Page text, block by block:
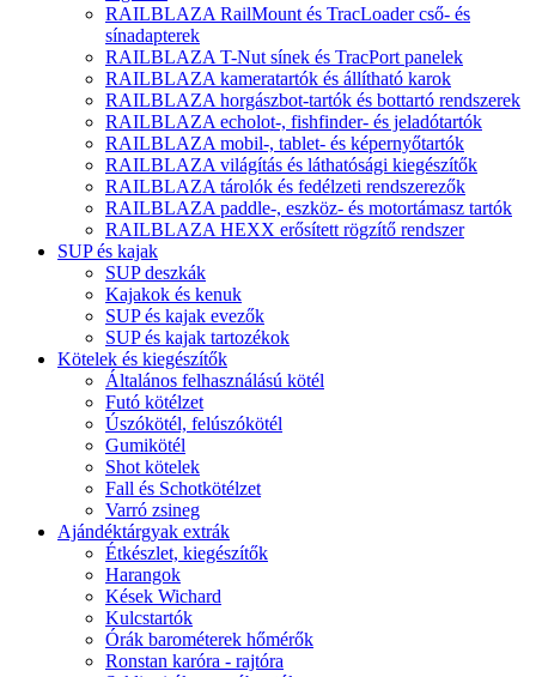
RAILBLAZA RailMount és TracLoader cső- és
sínadapterek
RAILBLAZA T-Nut sínek és TracPort panelek
RAILBLAZA kameratartók és állítható karok
RAILBLAZA horgászbot-tartók és bottartó rendszerek
RAILBLAZA echolot-, fishfinder- és jeladótartók
RAILBLAZA mobil-, tablet- és képernyőtartók
RAILBLAZA világítás és láthatósági kiegészítők
RAILBLAZA tárolók és fedélzeti rendszerezők
RAILBLAZA paddle-, eszköz- és motortámasz tartók
RAILBLAZA HEXX erősített rögzítő rendszer
SUP és kajak
SUP deszkák
Kajakok és kenuk
SUP és kajak evezők
SUP és kajak tartozékok
Kötelek és kiegészítők
Általános felhasználású kötél
Futó kötélzet
Úszókötél, felúszókötél
Gumikötél
Shot kötelek
Fall és Schotkötélzet
Varró zsineg
Ajándéktárgyak extrák
Étkészlet, kiegészítők
Harangok
Kések Wichard
Kulcstartók
Órák barométerek hőmérők
Ronstan karóra - rajtóra